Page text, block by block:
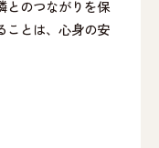
とのつながりを保
ことは、心身の安